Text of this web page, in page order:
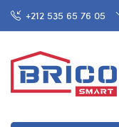
+212 535 65 76 05